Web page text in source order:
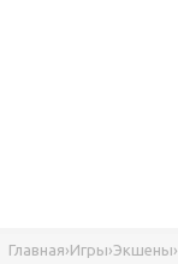
Главная›Игры›Экшены›